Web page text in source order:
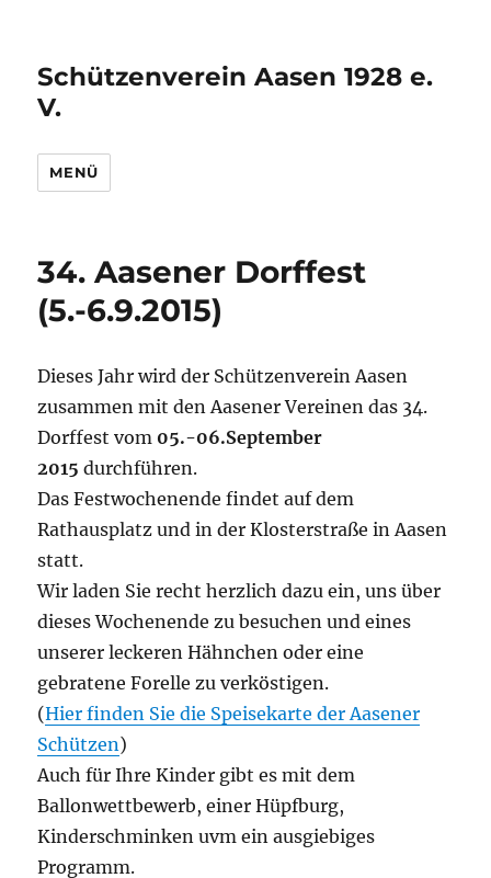
Schützenverein Aasen 1928 e.
V.
MENÜ
34. Aasener Dorffest
(5.-6.9.2015)
Dieses Jahr wird der Schützenverein Aasen
zusammen mit den Aasener Vereinen das 34.
Dorffest vom 05.-06.September
2015 durchführen.
Das Festwochenende findet auf dem
Rathausplatz und in der Klosterstraße in Aasen
statt.
Wir laden Sie recht herzlich dazu ein, uns über
dieses Wochenende zu besuchen und eines
unserer leckeren Hähnchen oder eine
gebratene Forelle zu verköstigen.
(Hier finden Sie die Speisekarte der Aasener
Schützen)
Auch für Ihre Kinder gibt es mit dem
Ballonwettbewerb, einer Hüpfburg,
Kinderschminken uvm ein ausgiebiges
Programm.